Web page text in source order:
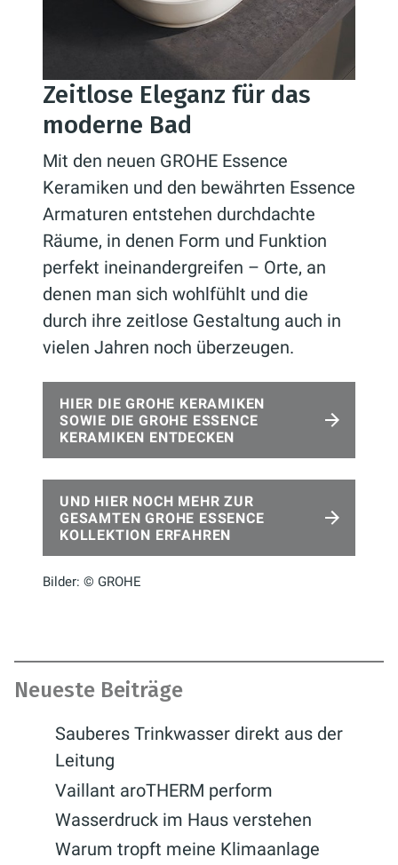
Zeitlose Eleganz für das
moderne Bad
Mit den neuen GROHE Essence
Keramiken und den bewährten Essence
Armaturen entstehen durchdachte
Räume, in denen Form und Funktion
perfekt ineinandergreifen – Orte, an
denen man sich wohlfühlt und die
durch ihre zeitlose Gestaltung auch in
vielen Jahren noch überzeugen.
HIER DIE GROHE KERAMIKEN
SOWIE DIE GROHE ESSENCE
KERAMIKEN ENTDECKEN
UND HIER NOCH MEHR ZUR
GESAMTEN GROHE ESSENCE
KOLLEKTION ERFAHREN
Bilder: © GROHE
Neueste Beiträge
Sauberes Trinkwasser direkt aus der
Leitung
Vaillant aroTHERM perform
Wasserdruck im Haus verstehen
Warum tropft meine Klimaanlage